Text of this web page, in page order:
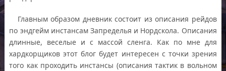
Главным образом дневник состоит из описания рейдов
по эндгейм инстансам Запределья и Нордскола. Описания
длинные, веселые и с массой сленга. Как по мне для
хардкорщиков этот блог будет интересен с точки зрения
того как проходить инстансы (описания тактик в вольном